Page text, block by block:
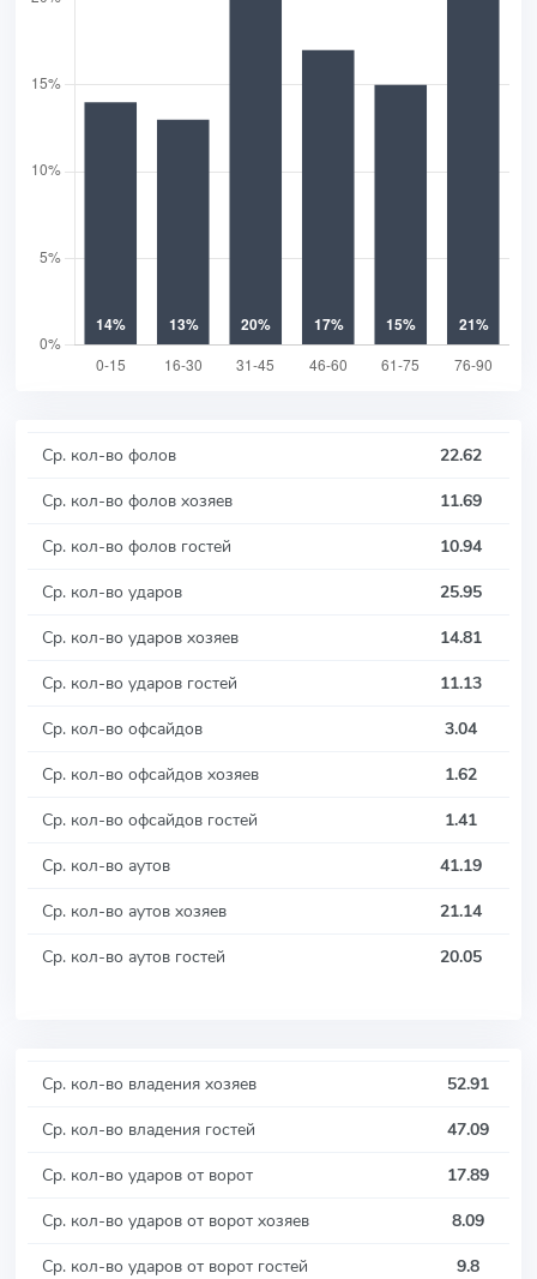
Ср. кол-во фолов
22.62
Ср. кол-во фолов хозяев
11.69
Ср. кол-во фолов гостей
10.94
Ср. кол-во ударов
25.95
Ср. кол-во ударов хозяев
14.81
Ср. кол-во ударов гостей
11.13
Ср. кол-во офсайдов
3.04
Ср. кол-во офсайдов хозяев
1.62
Ср. кол-во офсайдов гостей
1.41
Ср. кол-во аутов
41.19
Ср. кол-во аутов хозяев
21.14
Ср. кол-во аутов гостей
20.05
Ср. кол-во владения хозяев
52.91
Ср. кол-во владения гостей
47.09
Ср. кол-во ударов от ворот
17.89
Ср. кол-во ударов от ворот хозяев
8.09
Ср. кол-во ударов от ворот гостей
9.8